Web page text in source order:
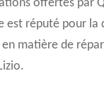
offertes par
est réputé pour la
matière de